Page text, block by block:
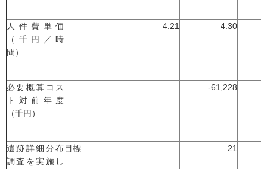
人件費単価
（千円／時
間）
4.21 4.30
必要概算コス
ト対前年度
（千円）
-61,228
遺跡詳細分布
調査を実施し
目標 21